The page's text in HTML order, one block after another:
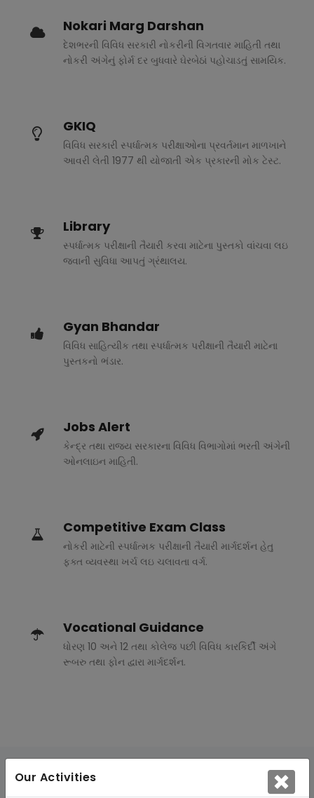
Our Activities
Nokari Marg Darshan
દેશભરની વિવિધ સરકારી નોકરીની વિગતવાર માહિતી તથા
નોકરી અંગેનું ફોર્મ દર બુધવારે ઘેરબેઠાં પહોચાડતું સામયિક.
GKIQ
વિવિધ સરકારી સ્પર્ધાત્મક પરીક્ષાઓના પ્રવર્તમાન માળખાને
આવરી લેતી 1977 થી યોજાતી એક પ્રકારની મોક ટેસ્ટ.
Library
સ્પર્ધાત્મક પરીક્ષાની તૈયારી કરવા માટેના પુસ્તકો વાંચવા લઇ
જવાની સુવિધા આપતું ગ્રંથાલય.
Gyan Bhandar
વિવિધ સાહિત્યીક તથા સ્પર્ધાત્મક પરીક્ષાની તૈયારી માટેના
પુસ્તકનો ભંડાર.
Jobs Alert
કેન્દ્ર તથા રાજ્ય સરકારના વિવિધ વિભાગોમાં ભરતી અંગેની
ઓનલાઇન માહિતી.
Competitive Exam Class
નોકરી માટેની સ્પર્ધાત્મક પરીક્ષાની તૈયારી માર્ગદર્શન હેતુ
ફક્ત વ્યવસ્થા ખર્ચ લઇ ચલાવતા વર્ગ.
Vocational Guidance
ધોરણ 10 અને 12 તથા કોલેજ પછી વિવિધ કારકિર્દી અંગે
રૂબરુ તથા ફોન દ્વારા માર્ગદર્શન.